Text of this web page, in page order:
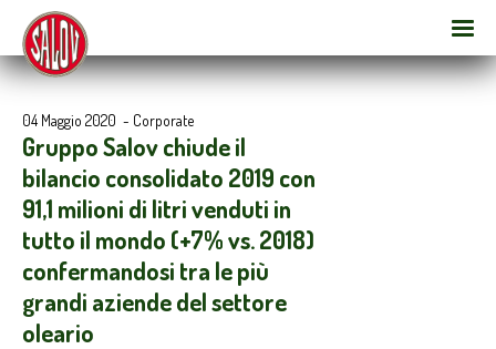
04 Maggio 2020 - Corporate
Gruppo Salov chiude il
bilancio consolidato 2019 con
91,1 milioni di litri venduti in
tutto il mondo (+7% vs. 2018)
confermandosi tra le più
grandi aziende del settore
oleario